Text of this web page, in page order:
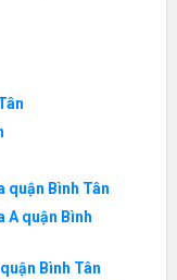
quận Bình Tân
A quận Bình
Bình Tân